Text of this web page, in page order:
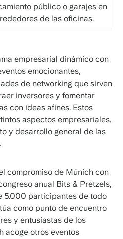
público o garajes en
de las oficinas.
empresarial dinámico con
emocionantes,
de networking que sirven
inversores y fomentar
con ideas afines. Estos
aspectos empresariales,
y desarrollo general de las
compromiso de Múnich con
anual Bits & Pretzels,
5.000 participantes de todo
como punto de encuentro
y entusiastas de los
acoge otros eventos